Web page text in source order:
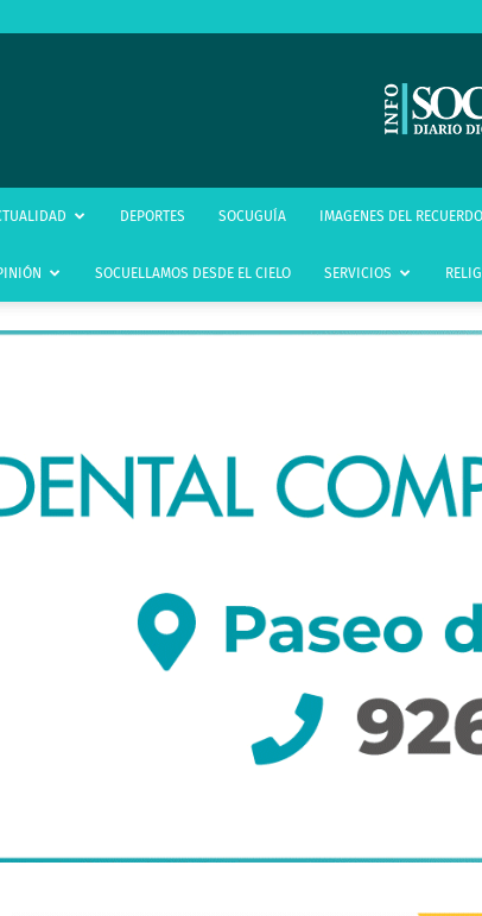
DEPORTES SOCUGUÍA IMAGENES DEL RECUERDO
SOCUELLAMOS DESDE EL CIELO SERVICIOS